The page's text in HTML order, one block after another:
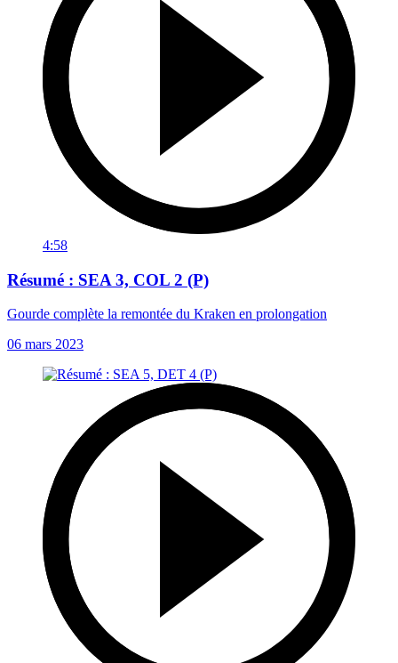
4:58
Résumé : SEA 3, COL 2 (P)
Gourde complète la remontée du Kraken en prolongation
06 mars 2023